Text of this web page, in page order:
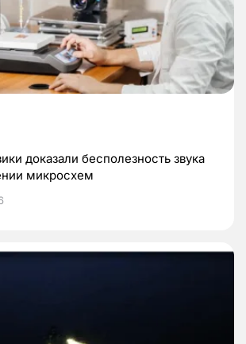
доказали бесполезность звука
микросхем